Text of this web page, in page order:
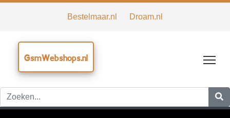
Bestelmaar.nl Droam.nl
GsmWebshops.nl